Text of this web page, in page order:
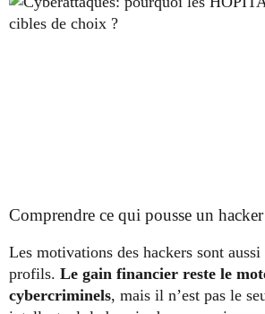
Comprendre ce qui pousse un
Les motivations des hackers sont
profils. Le gain financier reste le
cybercriminels, mais il n’est pas le